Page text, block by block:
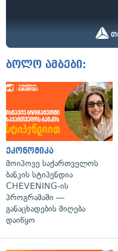
ბოლო ამბები:
ეკონომიკა
მოიპოვე საქართველოს
ბანკის სტიპენდია
CHEVENING-ის
პროგრამაში —
განაცხადების მიღება
დაიწყო